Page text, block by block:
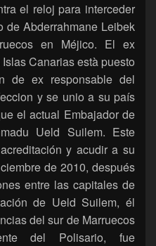
el reloj para interceder
de Abderrahmane Leibek
en Méjico. El ex
Canarias està puesto
de ex responsable del
y se unio a su país
el actual Embajador de
Ueld Suilem. Este
y acudir a su
de 2010, después
entre las capitales de
de Ueld Suilem, él
del sur de Marruecos
del Polisario, fue